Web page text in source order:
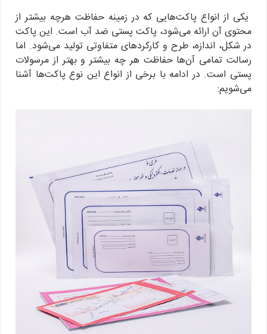
یکی از انواع پاکت‌هایی که در زمینه حفاظت هرچه بیشتر از
محتوی آن ارائه می‌شود، پاکت پستی ضد آب است. این پاکت
در شکل، اندازه، طرح و کارکردهای متفاوتی تولید می‌شود. اما
رسالت تمامی آن‌ها حفاظت هر چه بیشتر و بهتر از مرسولات
پستی است. در ادامه با برخی از انواع این نوع پاکت‌ها آشنا
می‌شویم: